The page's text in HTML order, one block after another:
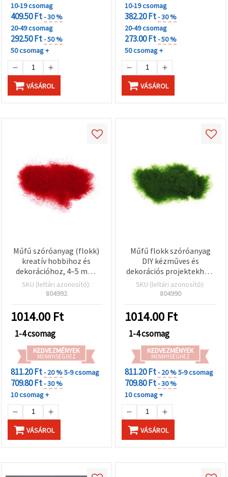
10-19 csomag
409.50 Ft- 30 %
20-49 csomag
292.50 Ft- 50 %
50 csomag +
VÁSÁROL
10-19 csomag
382.20 Ft- 30 %
20-49 csomag
273.00 Ft- 50 %
50 csomag +
VÁSÁROL
Műfű szóróanyag (flokk)
kreatív hobbihoz és
dekorációhoz, 4–5 mm,
piros - 50 g
SKU (leltári azonosító):
804992
1014.00 Ft
1-4 csomag
KEDVEZMÉNYEK
MENNYISÉGHEZ
811.20 Ft- 20 %5-9 csomag
709.80 Ft- 30 %
10 csomag +
VÁSÁROL
Műfű flokk szóróanyag
DIY kézműves és
dekorációs projektekhez,
zöld, 4-5 mm, 50 g
SKU (leltári azonosító):
804990
1014.00 Ft
1-4 csomag
KEDVEZMÉNYEK
MENNYISÉGHEZ
811.20 Ft- 20 %5-9 csomag
709.80 Ft- 30 %
10 csomag +
VÁSÁROL